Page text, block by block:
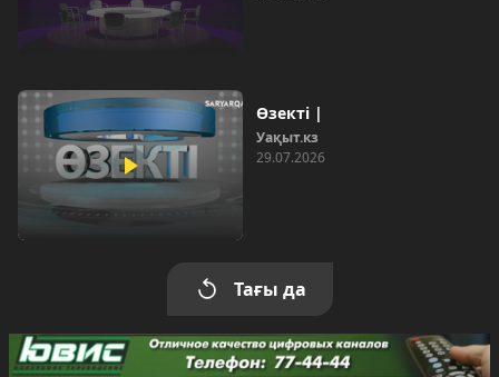
Өзекті |
Уақыт.кз
29.07.2026
Тағы да